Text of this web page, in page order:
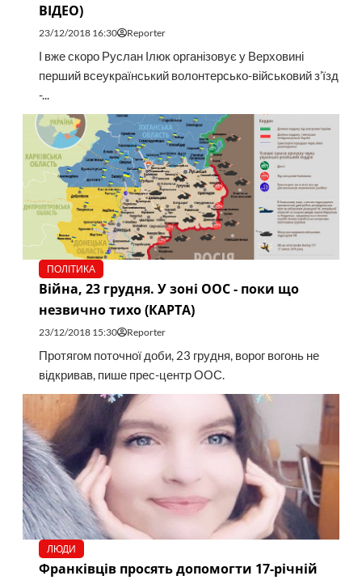
ВІДЕО)
23/12/2018 16:30 Reporter
І вже скоро Руслан Ілюк організовує у Верховині
перший всеукраїнський волонтерсько-військовий з’їзд
-...
ПОЛІТИКА
Війна, 23 грудня. У зоні ООС - поки що
незвично тихо (КАРТА)
23/12/2018 15:30 Reporter
Протягом поточної доби, 23 грудня, ворог вогонь не
відкривав, пише прес-центр ООС.
ЛЮДИ
Франківців просять допомогти 17-річній